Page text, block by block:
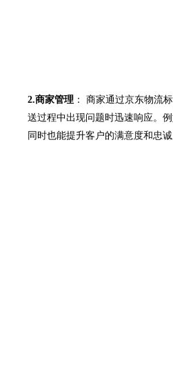
2.商家管理 ： 商家通过京东物流
送过程中出现问题时迅速响应。
同时也能提升客户的满意度和忠诚